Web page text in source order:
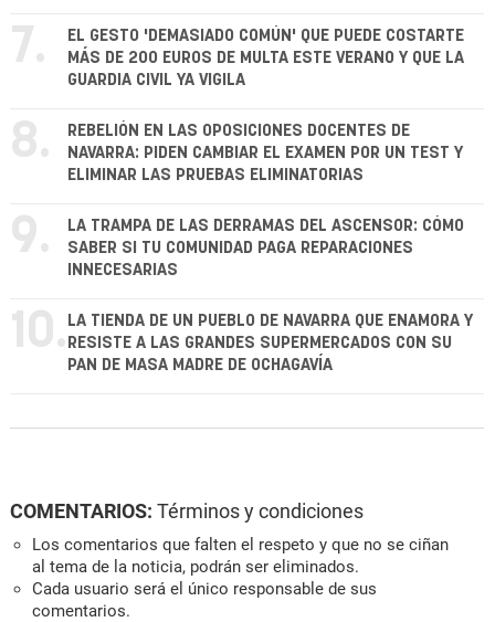
7.
EL GESTO 'DEMASIADO COMÚN' QUE PUEDE COSTARTE
MÁS DE 200 EUROS DE MULTA ESTE VERANO Y QUE LA
GUARDIA CIVIL YA VIGILA
8.
REBELIÓN EN LAS OPOSICIONES DOCENTES DE
NAVARRA: PIDEN CAMBIAR EL EXAMEN POR UN TEST Y
ELIMINAR LAS PRUEBAS ELIMINATORIAS
9.
LA TRAMPA DE LAS DERRAMAS DEL ASCENSOR: CÓMO
SABER SI TU COMUNIDAD PAGA REPARACIONES
INNECESARIAS
10. LA TIENDA DE UN PUEBLO DE NAVARRA QUE ENAMORA Y
RESISTE A LAS GRANDES SUPERMERCADOS CON SU
PAN DE MASA MADRE DE OCHAGAVÍA
COMENTARIOS: Términos y condiciones
Los comentarios que falten el respeto y que no se ciñan
al tema de la noticia, podrán ser eliminados.
Cada usuario será el único responsable de sus
comentarios.